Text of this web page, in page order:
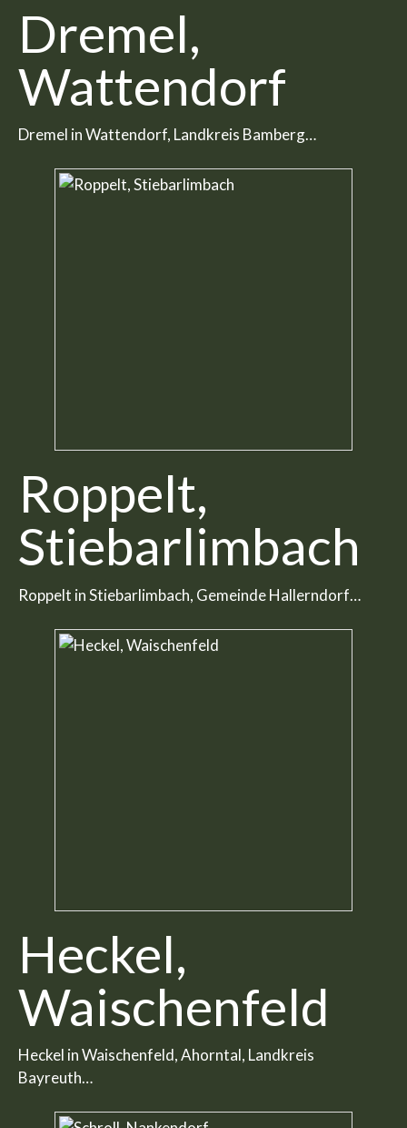
Dremel,
Wattendorf
Dremel in Wattendorf, Landkreis Bamberg…
Roppelt,
Stiebarlimbach
Roppelt in Stiebarlimbach, Gemeinde Hallerndorf…
Heckel,
Waischenfeld
Heckel in Waischenfeld, Ahorntal, Landkreis
Bayreuth…